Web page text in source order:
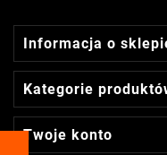
Informacja o
Kategorie
Twoje konto